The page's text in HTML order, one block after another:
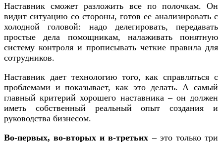
Наставник сможет разложить все по полочкам. Он
видит ситуацию со стороны, готов ее анализировать с
холодной головой: надо делегировать, передавать
простые дела помощникам, налаживать понятную
систему контроля и прописывать четкие правила для
сотрудников.
Наставник дает технологию того, как справляться с
проблемами и показывает, как это делать. А самый
главный критерий хорошего наставника – он должен
иметь собственный реальный опыт создания и
руководства бизнесом.
Во-первых, во-вторых и в-третьих – это только три